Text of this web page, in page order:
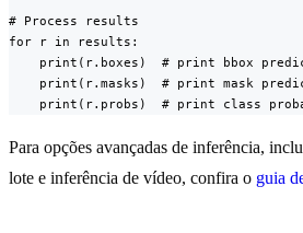
# Process results
for r in results:
print(r.boxes)  # print bbox
print(r.masks)  # print mask
print(r.probs)  # print class
Para opções avançadas de inferência,
lote e inferência de vídeo, confira o guia